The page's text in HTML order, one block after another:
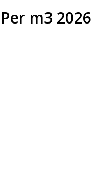
m3 2026